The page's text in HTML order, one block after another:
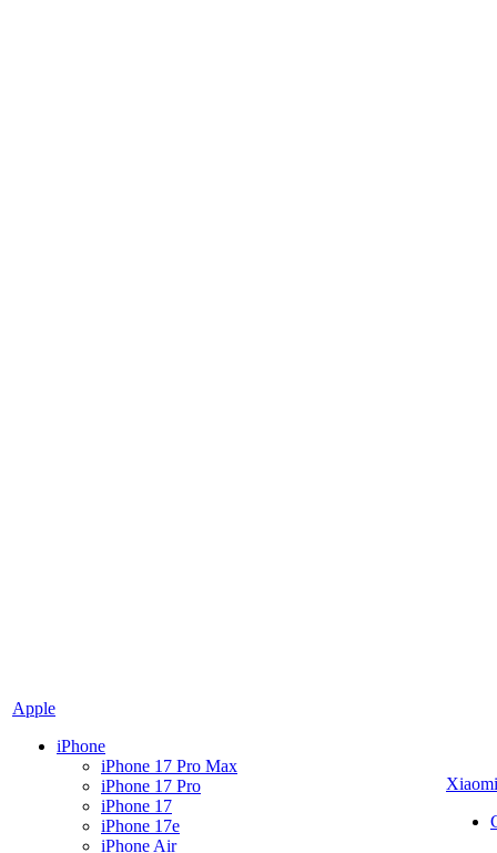
Apple
iPhone
iPhone 17 Pro Max
iPhone 17 Pro
iPhone 17
iPhone 17e
iPhone Air
Xiaomi